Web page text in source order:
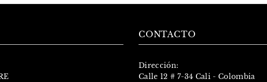
CONTACTO
Dirección:
Calle 12 # 7-34 Cali - Colombia